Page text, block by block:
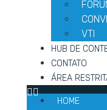
VTI
HUB DE
CONTATO
ÁREA
HOME